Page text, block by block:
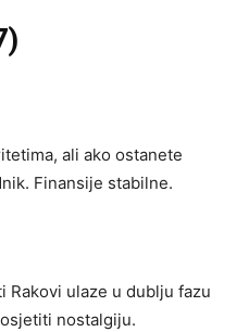
ali ako ostanete
Finansije stabilne.
Rakovi ulaze u dublju fazu
nostalgiju.